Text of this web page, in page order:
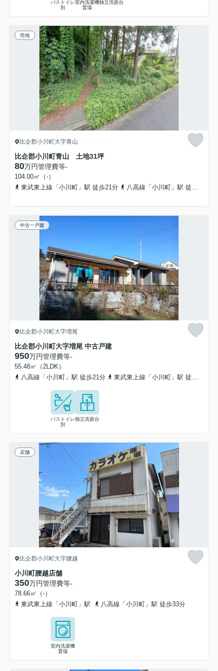
バストイレ
別
室内洗濯機
置場
独立洗面台
売地
比企郡小川町大字青山
比企郡小川町青山 土地31坪
80万円管理費等-
104.00㎡（-）
東武東上線「小川町」駅 徒歩21分
八高線「小川町」駅 徒歩22分
中古一戸建
比企郡小川町大字増尾
比企郡小川町大字増尾 中古戸建
950万円管理費等-
55.48㎡（2LDK）
八高線「小川町」駅 徒歩21分
東武東上線「小川町」駅 徒歩19分
バストイレ
別
独立洗面台
店舗
比企郡小川町大字腰越
小川町腰越店舗
350万円管理費等-
78.66㎡（-）
東武東上線「小川町」駅
八高線「小川町」駅 徒歩33分
室内洗濯機
置場